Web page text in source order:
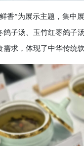
”为展示主题，集中
子汤、玉竹红枣鸽
求，体现了中华传统